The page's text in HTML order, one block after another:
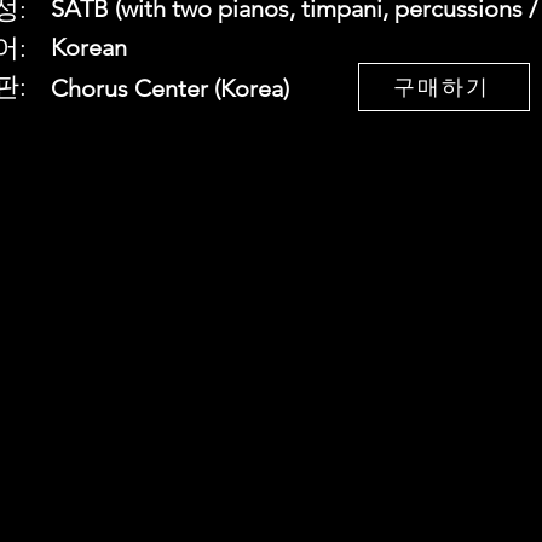
:
:
:
SATB (with two pianos, timpani, percussions
Korean
Chorus Center (Korea)
구매하기